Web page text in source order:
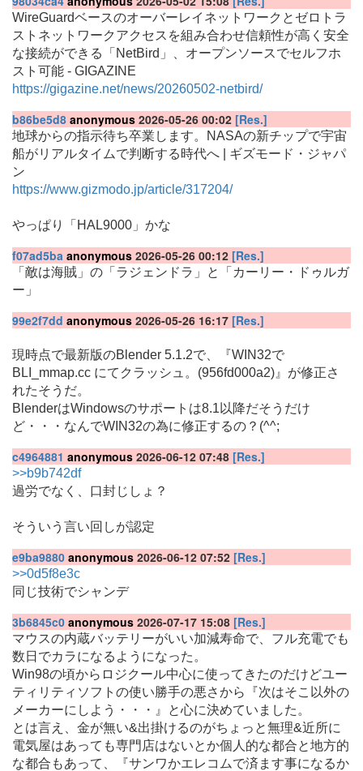
WireGuardベースのオーバーレイネットワークとゼロトラ
ストネットワークアクセスを組み合わせ信頼性が高く安全
な接続ができる「NetBird」、オープンソースでセルフホ
スト可能 - GIGAZINE
https://gigazine.net/news/20260502-netbird/
b86be5d8 anonymous 2026-05-26 00:02 [Res.]
地球からの指示待ち卒業します。NASAの新チップで宇宙
船がリアルタイムで判断する時代へ | ギズモード・ジャパ
ン
https://www.gizmodo.jp/article/317204/
やっぱり「HAL9000」かな
f07ad5ba anonymous 2026-05-26 00:12 [Res.]
「敵は海賊」の「ラジェンドラ」と「カーリー・ドゥルガ
ー」
99e2f7dd anonymous 2026-05-26 16:17 [Res.]
現時点で最新版のBlender 5.1.2で、『WIN32で
BLI_mmap.cc にてクラッシュ。(956fd000a2)』が修正さ
れたそうだ。
BlenderはWindowsのサポートは8.1以降だそうだけ
ど・・・なんでWIN32の為に修正するの？(^^;
c4964881 anonymous 2026-06-12 07:48 [Res.]
>>b9b742df
過労でなく、口封じしょ？
そういう言い回しが認定
e9ba9880 anonymous 2026-06-12 07:52 [Res.]
>>0d5f8e3c
同じ技術でシャンデ
3b6845c0 anonymous 2026-07-17 15:08 [Res.]
マウスの内蔵バッテリーがいい加減寿命で、フル充電でも
数日でカラになるようになった。
Win98の頃からロジクール中心に使ってきたのだけどユー
ティリティソフトの使い勝手の悪さから『次はそこ以外の
メーカーにしよう・・・』と心に決めていました。
とは言え、金が無い&出掛けるのがちょっと無理&近所に
電気屋はあっても専門店はないとか個人的な都合と地方的
な都合もあって、『サンワかエレコムで済ます事になるか